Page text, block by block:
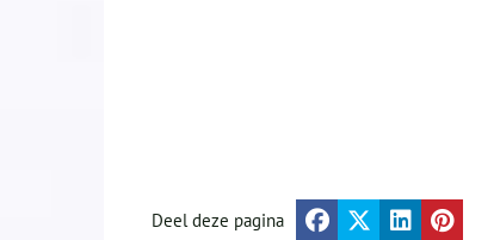
Deel deze pagina